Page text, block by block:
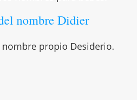
nombre Didier
propio Desiderio.